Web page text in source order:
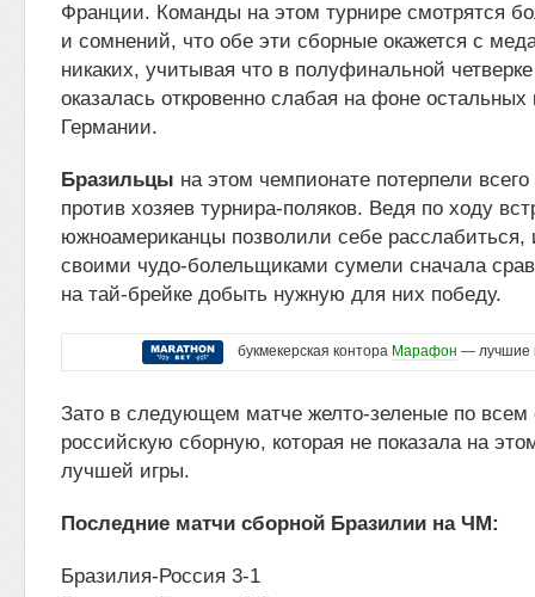
Франции. Команды на этом турнире смотрятся
и сомнений, что обе эти сборные окажется с
никаких, учитывая что в полуфинальной
оказалась откровенно слабая на фоне
Германии.
Бразильцы на этом чемпионате потерпели
против хозяев турнира-поляков. Ведя по ходу
южноамериканцы позволили себе расслабиться,
своими чудо-болельщиками сумели сначала
на тай-брейке добыть нужную для них победу.
букмекерская контора Марафон — лучшие
Зато в следующем матче желто-зеленые по всем
российскую сборную, которая не показала на
лучшей игры.
Последние матчи сборной Бразилии на ЧМ:
Бразилия-Россия 3-1